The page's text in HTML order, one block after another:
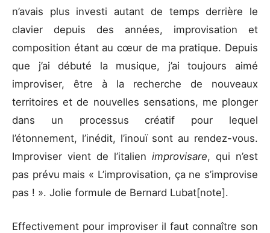
n’avais plus investi autant de temps derrière le
clavier depuis des années, improvisation et
composition étant au cœur de ma pratique. Depuis
que j’ai débuté la musique, j’ai toujours aimé
improviser, être à la recherche de nouveaux
territoires et de nouvelles sensations, me plonger
dans un processus créatif pour lequel
l’étonnement, l’inédit, l’inouï sont au rendez-vous.
Improviser vient de l’italien improvisare, qui n’est
pas prévu mais « L’improvisation, ça ne s’improvise
pas ! ». Jolie formule de Bernard Lubat[note].
Effectivement pour improviser il faut connaître son